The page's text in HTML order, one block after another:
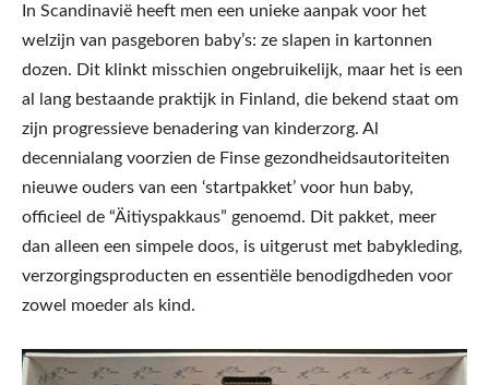
In Scandinavië heeft men een unieke aanpak voor het
welzijn van pasgeboren baby’s: ze slapen in kartonnen
dozen. Dit klinkt misschien ongebruikelijk, maar het is een
al lang bestaande praktijk in Finland, die bekend staat om
zijn progressieve benadering van kinderzorg. Al
decennialang voorzien de Finse gezondheidsautoriteiten
nieuwe ouders van een ‘startpakket’ voor hun baby,
officieel de “Äitiyspakkaus” genoemd. Dit pakket, meer
dan alleen een simpele doos, is uitgerust met babykleding,
verzorgingsproducten en essentiële benodigdheden voor
zowel moeder als kind.